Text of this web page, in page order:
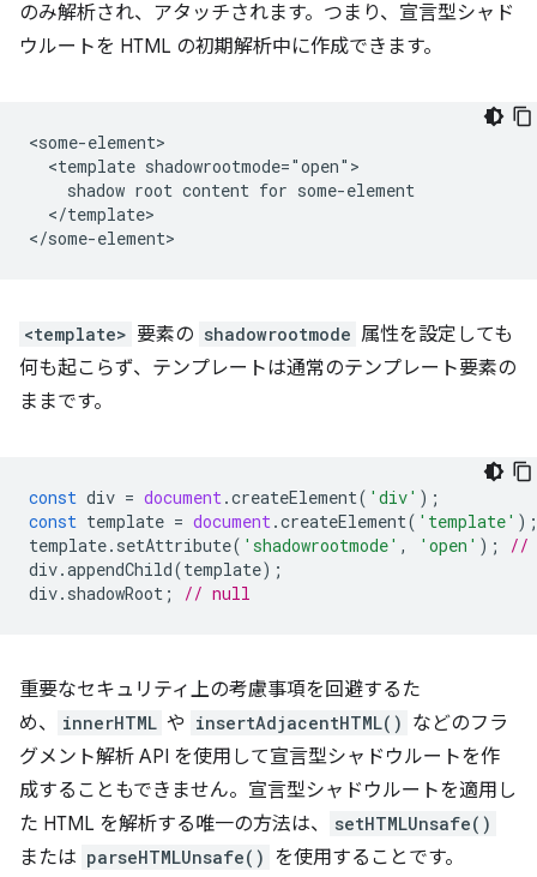
のみ解析され、アタッチされます。つまり、宣言型シャド
ウルートを HTML の初期解析中に作成できます。
<some-element>
  <template shadowrootmode="open">
    shadow root content for some-element
  </template>
<template> 要素の shadowrootmode 属性を設定しても
何も起こらず、テンプレートは通常のテンプレート要素の
ままです。
const div = document.createElement( 'div' );
const template = document.createElement( 'template' );
template. setAttribute( 'shadowrootmode' , 'open' );
//
div.appendChild(template);
div. shadowRoot ; // null
重要なセキュリティ上の考慮事項を回避するた
め、
innerHTML や insertAdjacentHTML() などのフラ
グメント解析 API を使用して宣言型シャドウルートを作
成することもできません。宣言型シャドウルートを適用し
た HTML を解析する唯一の方法は、
setHTMLUnsafe()
または parseHTMLUnsafe() を使用することです。